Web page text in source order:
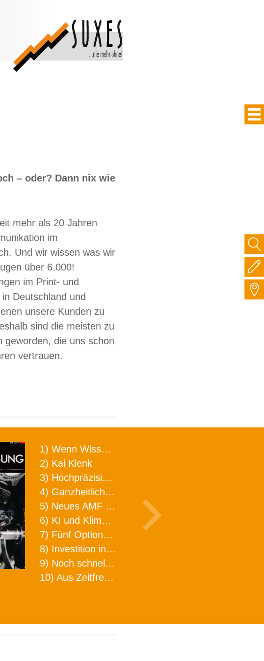
mehr als 20 Jahren
im
Und wir wissen was wir
über 6.000!
im Print- und
Deutschland und
unsere Kunden zu
sind die meisten zu
geworden, die uns schon
vertrauen.
1) Wenn Wissen geht, kann ARNO WERKZEUGE helfen
2) Kai Klenk
3) Hochpräzision in neuer Dimension
4) Ganzheitlicher Ansatz für mehr Effizienz und Produktivität in der Zerspanung
5) Neues AMF Logistikzentrum feierlich eröffnet
6) KI und Klimaschutz im Schaltanlagenbau
7) Fünf Optionen, wie man Zeitfresser in Effizienz umwandelt
8) Investition in Fellbach mit nachhaltiger Logistik und Lagerfläche
9) Noch schnellere Lieferung
10) Aus Zeitfressern wird Effizienz